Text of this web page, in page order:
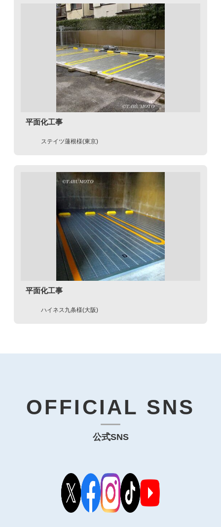
平面化工事
ステイツ蓮根様(東京)
平面化工事
ハイネス九条様(大阪)
OFFICIAL SNS
公式SNS